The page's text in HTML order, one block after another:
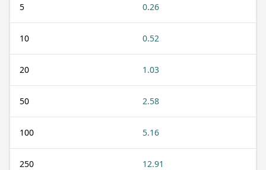
5 0.26
10 0.52
20 1.03
50 2.58
100 5.16
250 12.91